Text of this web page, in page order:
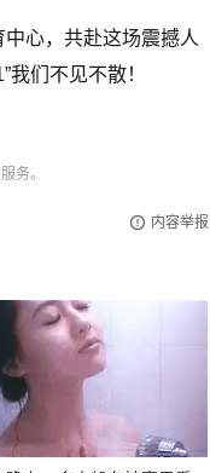
心，共赴这场震撼人
们不见不散！
务。
内容举报